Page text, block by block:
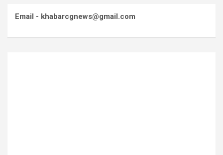
Email - khabarcgnews@gmail.com